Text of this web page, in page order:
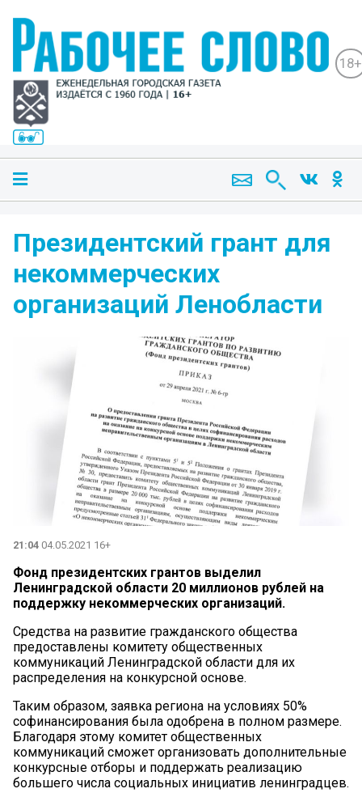
18+
Президентский грант для
некоммерческих
организаций Ленобласти
21:04 04.05.2021 16+
Фонд президентских грантов выделил
Ленинградской области 20 миллионов рублей на
поддержку некоммерческих организаций.
Средства на развитие гражданского общества
предоставлены комитету общественных
коммуникаций Ленинградской области для их
распределения на конкурсной основе.
Таким образом, заявка региона на условиях 50%
софинансирования была одобрена в полном размере.
Благодаря этому комитет общественных
коммуникаций сможет организовать дополнительные
конкурсные отборы и поддержать реализацию
большего числа социальных инициатив ленинградцев.